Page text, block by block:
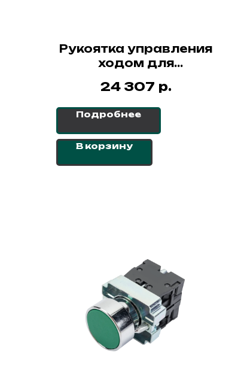
Рукоятка управления
ходом для
24 307 р.
Подробнее
В корзину